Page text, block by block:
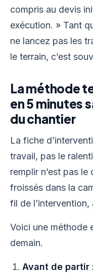
compris au devis
exécution. » Tant
ne lancez pas les
le terrain, c’est
La méthode
en 5 minutes
du chantier
La fiche
travail, pas le
remplir n’est pas
froissés dans la
fil de
Voici une méthode
demain.
Avant de partir